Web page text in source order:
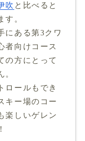
吹 と比べると
す。
にある第3クワ
者向けコース
の方にとって
。
ロールもでき
キー場のコー
楽しいゲレン